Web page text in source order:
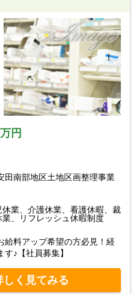
円
田南部地区土地区画整理事業
業、介護休業、看護休暇、裁
、リフレッシュ休暇制度
給料アップ希望の方必見！経
♪【社員募集】
く見てみる